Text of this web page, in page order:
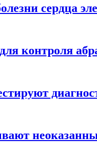
сердца
контроля